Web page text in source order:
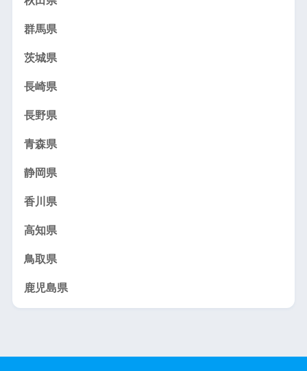
群馬県
茨城県
長崎県
長野県
青森県
静岡県
香川県
高知県
鳥取県
鹿児島県